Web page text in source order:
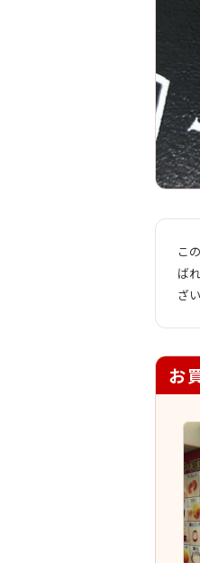
こ
ば
ざ
お